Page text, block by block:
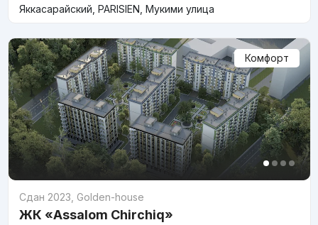
Яккасарайский, PARISIEN, Мукими улица
Комфорт
Сдан 2023 Golden-house
ЖК «Assalom Chirchiq»